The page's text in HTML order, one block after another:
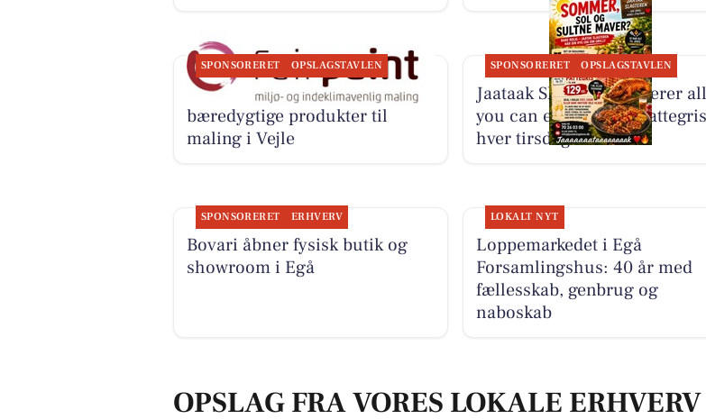
SPONSORERET OPSLAGSTAVLEN
Fairpaint ApS tilbyder
bæredygtige produkter til
maling i Vejle
SPONSORERET OPSLAGSTAVLEN
Jaataak Slagteren serverer all
you can eat helstegt pattegris
hver tirsdag
SPONSORERET ERHVERV
Bovari åbner fysisk butik og
showroom i Egå
LOKALT NYT
Loppemarkedet i Egå
Forsamlingshus: 40 år med
fællesskab, genbrug og
naboskab
OPSLAG FRA VORES LOKALE ERHVERV